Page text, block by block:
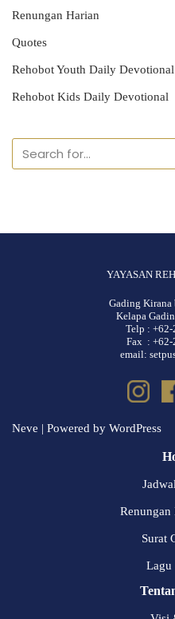
Renungan Harian
Quotes
Rehobot Youth Daily Devotional
Rehobot Kids Daily Devotional
YAYASAN
Gading Kirana
Kelapa
Telp :
Fax : +62-
email:
Neve | Powered by WordPress
Renungan
Surat
Lagu